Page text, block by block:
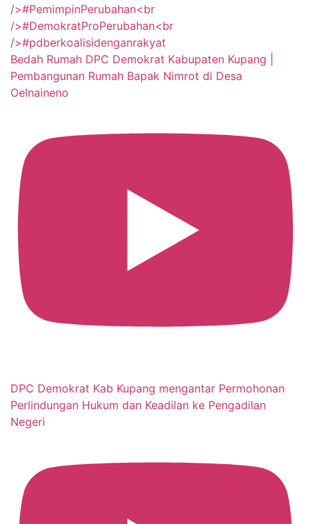
Bedah Rumah DPC Demokrat Kabupaten Kupang |
Pembangunan Rumah Bapak Nimrot di Desa
Oelnaineno
DPC Demokrat Kab Kupang mengantar Permohonan
Perlindungan Hukum dan Keadilan ke Pengadilan
Negeri